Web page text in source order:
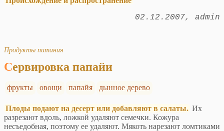
02.12.2007 admin
Продукты питания
Сервировка папайи
фрукты овощи папайя дынное дерево
Плоды подают на десерт или добавляют в салаты. Их
разрезают вдоль, ложкой удаляют семечки. Кожура
несъедобная, поэтому ее удаляют. Мякоть нарезают ломтиками